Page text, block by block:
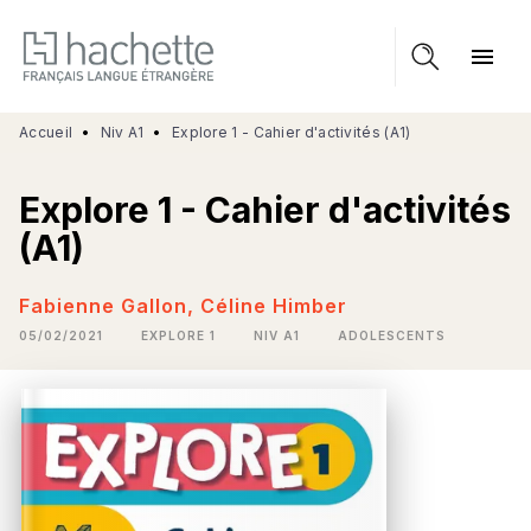
MENU RECHERCHE
CONTENU
PIED DE PAGE
menu
Accueil • Niv A1 • Explore 1 - Cahier d'activités (A1)
Explore 1 - Cahier d'activités
(A1)
Fabienne Gallon, Céline Himber
05/02/2021 EXPLORE 1 NIV A1 ADOLESCENTS